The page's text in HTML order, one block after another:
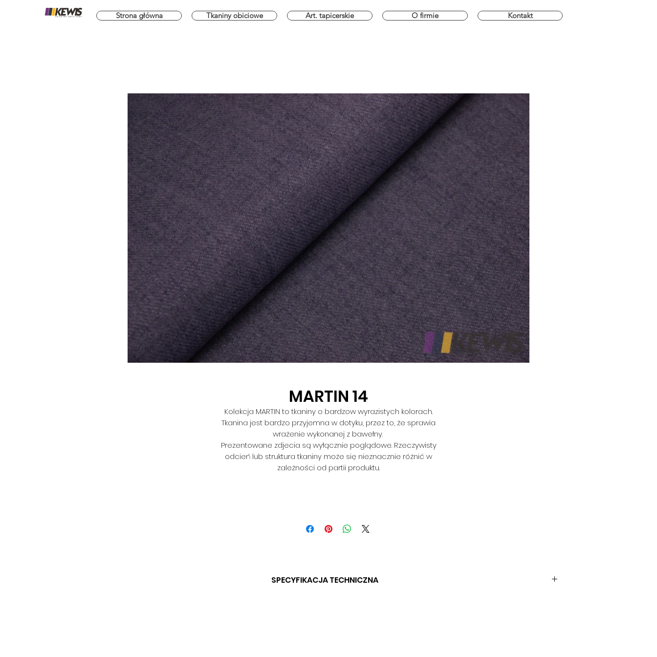
Strona główna Tkaniny obiciowe Art. tapicerskie O firmie Kontakt
MARTIN 14
Kolekcja MARTIN to tkaniny o bardzow wyrazistych kolorach.
Tkanina jest bardzo przyjemna w dotyku, przez to, że sprawia
wrażenie wykonanej z bawełny.
Prezentowane zdjecia są wyłącznie poglądowe. Rzeczywisty
odcień lub struktura tkaniny może się nieznacznie różnić w
zależności od partii produktu.
SPECYFIKACJA TECHNICZNA